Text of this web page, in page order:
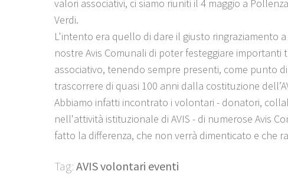
valori associativi, ci siamo riuniti il 4 maggio a
Verdi.
L'intento era quello di dare il giusto ringraziamento
nostre Avis Comunali di poter festeggiare
associativo, tenendo sempre presenti, come punto
trascorrere di quasi 100 anni dalla costituzione
Abbiamo infatti incontrato i volontari - donatori,
nell'attività istituzionale di AVIS - di numerose Avis
fatto la differenza, che non verrà dimenticato e che
Tag: AVIS volontari eventi